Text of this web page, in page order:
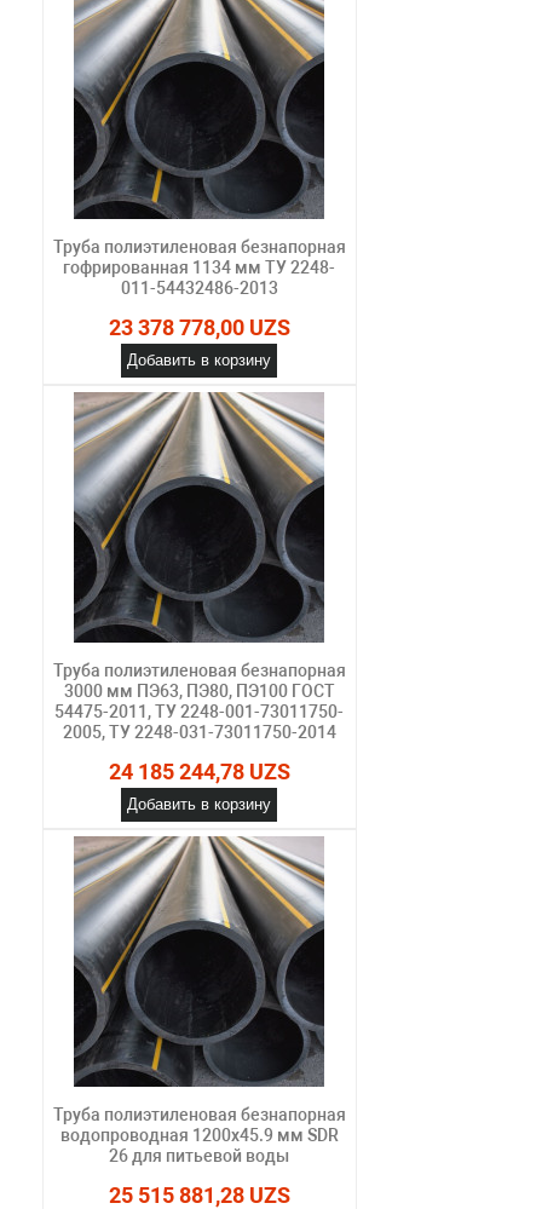
Труба полиэтиленовая безнапорная
гофрированная 1134 мм ТУ 2248-
011-54432486-2013
23 378 778,00 UZS
Добавить в корзину
Труба полиэтиленовая безнапорная
3000 мм ПЭ63, ПЭ80, ПЭ100 ГОСТ
54475-2011, ТУ 2248-001-73011750-
2005, ТУ 2248-031-73011750-2014
24 185 244,78 UZS
Добавить в корзину
Труба полиэтиленовая безнапорная
водопроводная 1200х45.9 мм SDR
26 для питьевой воды
25 515 881,28 UZS